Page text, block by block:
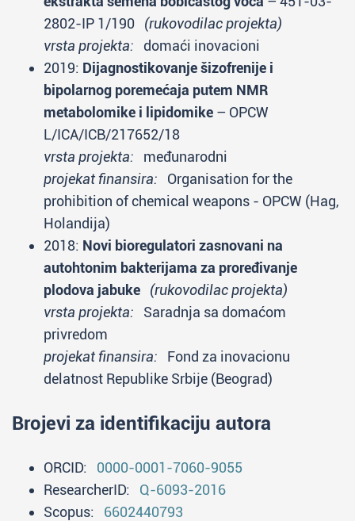
2802-IP 1/190 (rukovodilac projekta)
vrsta projekta: domaći inovacioni
2019: Dijagnostikovanje šizofrenije i
bipolarnog poremećaja putem NMR
metabolomike i lipidomike – OPCW
L/ICA/ICB/217652/18
vrsta projekta: međunarodni
projekat finansira: Organisation for the
prohibition of chemical weapons - OPCW (Hag,
Holandija)
2018: Novi bioregulatori zasnovani na
autohtonim bakterijama za proređivanje
plodova jabuke
(rukovodilac projekta)
vrsta projekta: Saradnja sa domaćom
privredom
projekat finansira: Fond za inovacionu
delatnost Republike Srbije (Beograd)
Brojevi za identifikaciju autora
ORCID: 0000-0001-7060-9055
ResearcherID: Q-6093-2016
Scopus: 6602440793